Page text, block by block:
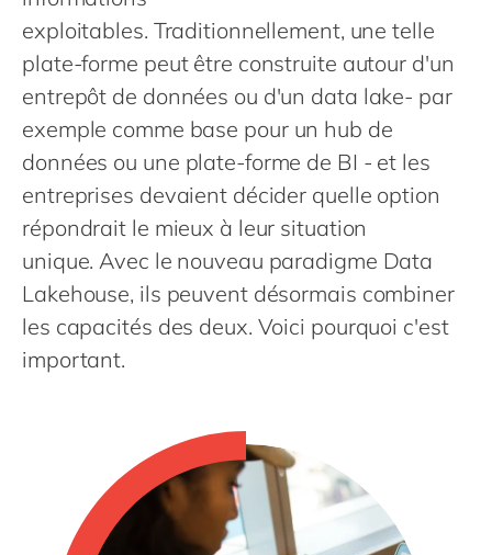
Philippines
Singapore
Switzerland
UK & Ireland
USA & Canada
exploitables. Traditionnellement, une telle
plate-forme peut être construite autour d'un
entrepôt de données ou d'un data lake- par
exemple comme base pour un hub de
données ou une plate-forme de BI - et les
entreprises devaient décider quelle option
répondrait le mieux à leur situation
unique. Avec le nouveau paradigme Data
Lakehouse, ils peuvent désormais combiner
les capacités des deux. Voici pourquoi c'est
important.